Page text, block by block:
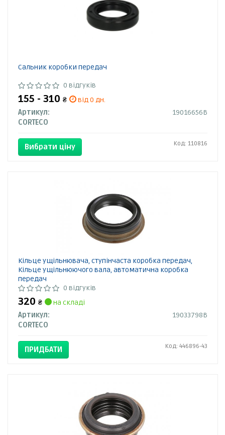
Сальник коробки передач
0 відгуків
155 - 310 ₴
від 0 дн.
Артикул:
19016656B
CORTECO
Вибрати ціну Код: 110816
Кільце ущільнювача, ступінчаста коробка передач,
Кільце ущільнюючого вала, автоматична коробка
передач
0 відгуків
320 ₴
на складі
Артикул:
19033798B
CORTECO
ПРИДБАТИ Код: 446896-43